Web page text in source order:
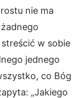
nie ma
w sobie
jednego
co Bóg
„Jakiego